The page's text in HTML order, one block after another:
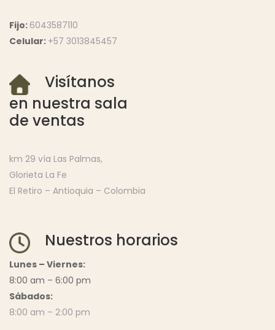
Fijo: 6043587110
Celular: +57 3013845457
Visítanos
en nuestra sala
de ventas
km 29 vía Las Palmas,
Glorieta La Fe
El Retiro – Antioquia – Colombia
Nuestros horarios
Lunes – Viernes:
8:00 am – 6:00 pm
Sábados:
8:00 am – 2:00 pm